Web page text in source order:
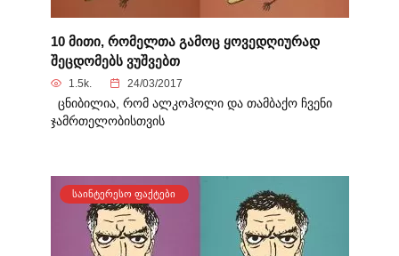
10 მითი, რომელთა გამოც ყოვედღიურად
შეცდომებს ვუშვებთ
1.5k. 24/03/2017
ცნიბილია, რომ ალკოჰოლი და თამბაქო ჩვენი
ჯამრთელობისთვის
ᲡᲐᲘᲜᲢᲔᲠᲔᲡᲝ ᲤᲐᲥᲢᲔᲑᲘ